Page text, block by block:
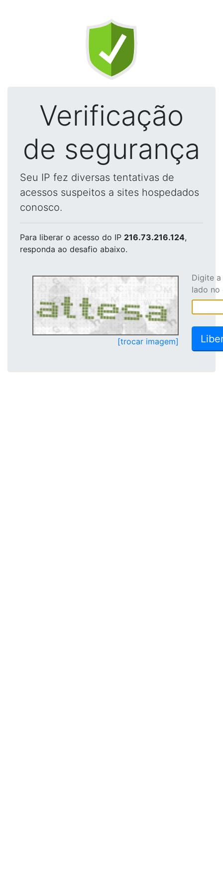
Verificação
de segurança
Seu IP fez diversas tentativas de
acessos suspeitos a sites hospedados
conosco.
Para liberar o acesso do IP 216.73.216.124,
responda ao desafio abaixo.
[trocar imagem]
Digite
lado no